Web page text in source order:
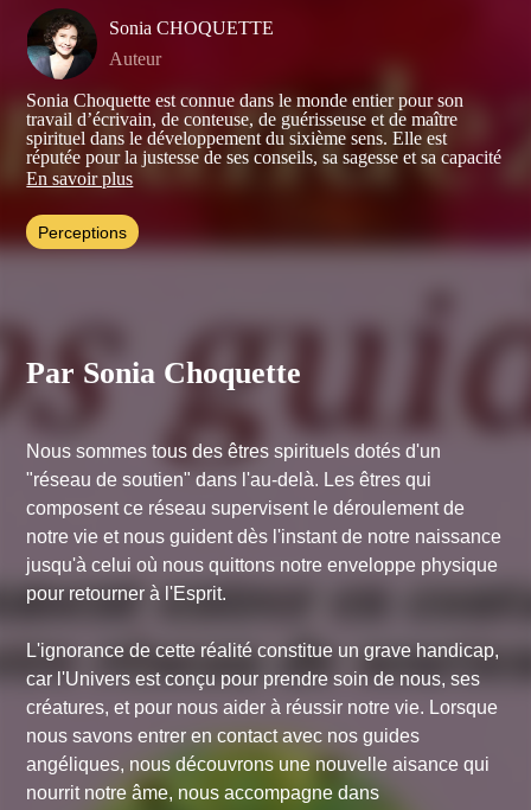
Sonia CHOQUETTE
Auteur
Sonia Choquette est connue dans le monde entier pour son
travail d’écrivain, de conteuse, de guérisseuse et de maître
spirituel dans le développement du sixième sens. Elle est
réputée pour la justesse de ses conseils, sa sagesse et sa capacité
à guérir les âmes.
En savoir plus
Perceptions
Par Sonia Choquette
Nous sommes tous des êtres spirituels dotés d'un
"réseau de soutien" dans l'au-delà. Les êtres qui
composent ce réseau supervisent le déroulement de
notre vie et nous guident dès l'instant de notre naissance
jusqu'à celui où nous quittons notre enveloppe physique
pour retourner à l'Esprit.
L'ignorance de cette réalité constitue un grave handicap,
car l'Univers est conçu pour prendre soin de nous, ses
créatures, et pour nous aider à réussir notre vie. Lorsque
nous savons entrer en contact avec nos guides
angéliques, nous découvrons une nouvelle aisance qui
nourrit notre âme, nous accompagne dans